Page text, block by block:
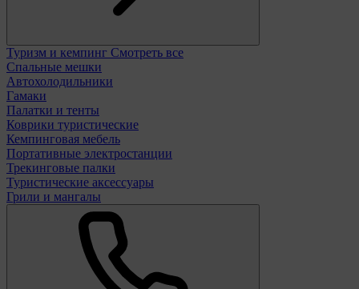
Туризм и кемпинг Смотреть все
Спальные мешки
Автохолодильники
Гамаки
Палатки и тенты
Коврики туристические
Кемпинговая мебель
Портативные электростанции
Трекинговые палки
Туристические аксессуары
Грили и мангалы